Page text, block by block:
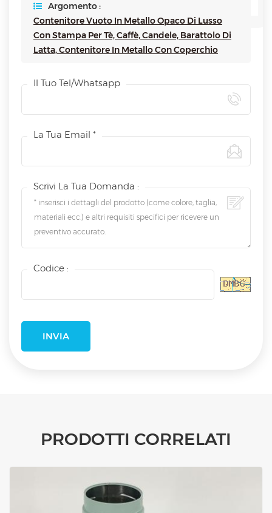
Argomento :
Contenitore Vuoto In Metallo Opaco Di Lusso
Con Stampa Per Tè, Caffè, Candele, Barattolo Di
Latta, Contenitore In Metallo Con Coperchio
Il Tuo Tel/whatsapp
La Tua Email *
Scrivi La Tua Domanda :
Codice :
PRODOTTI CORRELATI